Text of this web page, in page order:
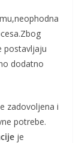
postavljaju
dodatno
zadovoljena i
potrebe.
je